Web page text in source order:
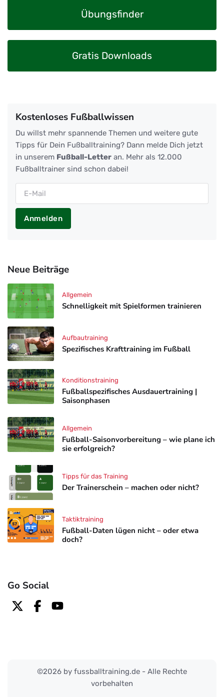
Übungsfinder
Gratis Downloads
Kostenloses Fußballwissen
Du willst mehr spannende Themen und weitere gute
Tipps für Dein Fußballtraining? Dann melde Dich jetzt
in unserem Fußball-Letter an. Mehr als 12.000
Fußballtrainer sind schon dabei!
Anmelden
Neue Beiträge
Schnelligkeit mit Spielformen trainieren
Allgemein
Spezifisches Krafttraining im Fußball
Aufbautraining
Fußballspezifisches Ausdauertraining |
Saisonphasen
Konditionstraining
Fußball-Saisonvorbereitung – wie plane ich
sie erfolgreich?
Allgemein
Der Trainerschein – machen oder nicht?
Tipps für das Training
Fußball-Daten lügen nicht – oder etwa
doch?
Taktiktraining
Go Social
©2026 by fussballtraining.de - Alle Rechte
vorbehalten